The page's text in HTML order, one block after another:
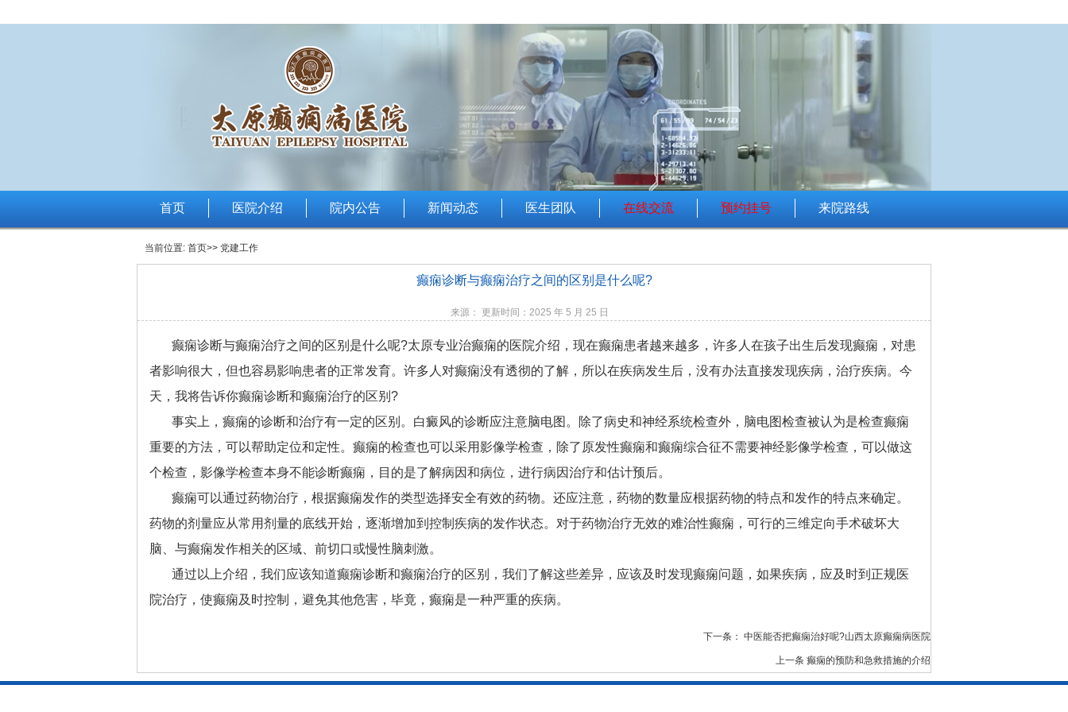
首页 医院介绍 院内公告 新闻动态 医生团队 在线交流 预约挂号 来院路线
当前位置: 首页>> 党建工作
癫痫诊断与癫痫治疗之间的区别是什么呢?
来源： 更新时间：2025 年 5 月 25 日
癫痫诊断与癫痫治疗之间的区别是什么呢?太原专业治癫痫的医院介绍，现在癫痫患者越来越多，许多人在孩子出生后发现癫痫，对患
者影响很大，但也容易影响患者的正常发育。许多人对癫痫没有透彻的了解，所以在疾病发生后，没有办法直接发现疾病，治疗疾病。今
天，我将告诉你癫痫诊断和癫痫治疗的区别?
事实上，癫痫的诊断和治疗有一定的区别。白癜风的诊断应注意脑电图。除了病史和神经系统检查外，脑电图检查被认为是检查癫痫
重要的方法，可以帮助定位和定性。癫痫的检查也可以采用影像学检查，除了原发性癫痫和癫痫综合征不需要神经影像学检查，可以做这
个检查，影像学检查本身不能诊断癫痫，目的是了解病因和病位，进行病因治疗和估计预后。
癫痫可以通过药物治疗，根据癫痫发作的类型选择安全有效的药物。还应注意，药物的数量应根据药物的特点和发作的特点来确定。
药物的剂量应从常用剂量的底线开始，逐渐增加到控制疾病的发作状态。对于药物治疗无效的难治性癫痫，可行的三维定向手术破坏大
脑、与癫痫发作相关的区域、前切口或慢性脑刺激。
通过以上介绍，我们应该知道癫痫诊断和癫痫治疗的区别，我们了解这些差异，应该及时发现癫痫问题，如果疾病，应及时到正规医
院治疗，使癫痫及时控制，避免其他危害，毕竟，癫痫是一种严重的疾病。
下一条： 中医能否把癫痫治好呢?山西太原癫痫病医院
上一条 癫痫的预防和急救措施的介绍